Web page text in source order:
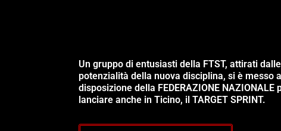
Un gruppo di entusiasti della FTST, attirati dalle
potenzialità della nuova disciplina, si è messo a
disposizione della FEDERAZIONE NAZIONALE
lanciare anche in Ticino, il TARGET SPRINT.